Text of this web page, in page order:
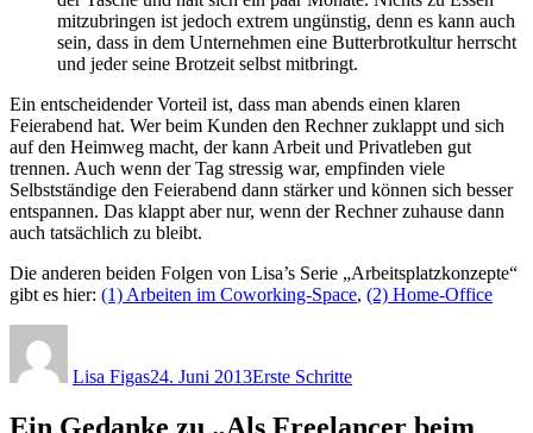
mitzubringen ist jedoch extrem ungünstig, denn es kann auch
sein, dass in dem Unternehmen eine Butterbrotkultur herrscht
und jeder seine Brotzeit selbst mitbringt.
Ein entscheidender Vorteil ist, dass man abends einen klaren
Feierabend hat. Wer beim Kunden den Rechner zuklappt und sich
auf den Heimweg macht, der kann Arbeit und Privatleben gut
trennen. Auch wenn der Tag stressig war, empfinden viele
Selbstständige den Feierabend dann stärker und können sich besser
entspannen. Das klappt aber nur, wenn der Rechner zuhause dann
auch tatsächlich zu bleibt.
Die anderen beiden Folgen von Lisa’s Serie „Arbeitsplatzkonzepte“
gibt es hier: (1) Arbeiten im Coworking-Space, (2) Home-Office
Lisa Figas24. Juni 2013Erste Schritte
Ein Gedanke zu „Als Freelancer beim